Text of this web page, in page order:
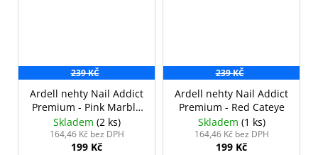
239 KČ
Ardell nehty Nail Addict
Premium - Pink Marble
& Gold
Skladem (2 ks)
164,46 Kč bez DPH
199 Kč
239 KČ
Ardell nehty Nail Addict
Premium - Red Cateye
Skladem (1 ks)
164,46 Kč bez DPH
199 Kč